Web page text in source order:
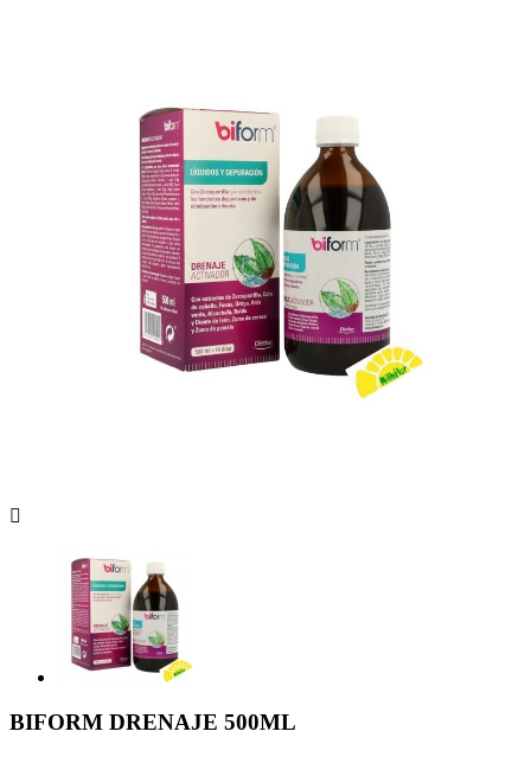

BIFORM DRENAJE 500ML